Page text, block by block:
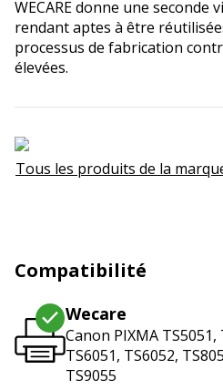
WECARE donne une seconde
rendant aptes à être
processus de fabrication
élevées.
Tous les produits de la
Compatibilité
Wecare
Canon PIXMA TS5051,
TS6051, TS6052,
TS9055